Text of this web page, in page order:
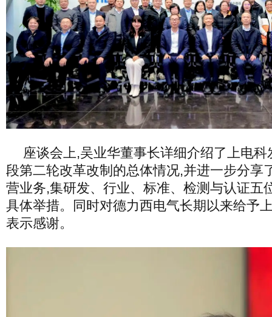
座谈会上,吴业华董事长详细介绍了上电
段第二轮改革改制的总体情况,并进一步分享
营业务,集研发、行业、标准、检测与认证五
具体举措。同时对德力西电气长期以来给予
表示感谢。